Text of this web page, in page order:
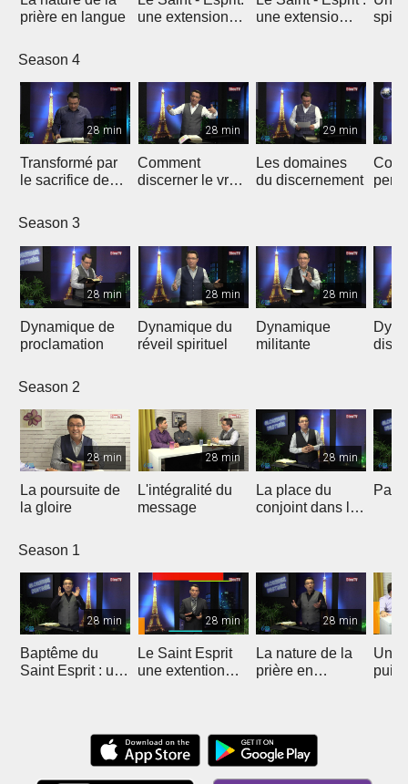
prière en langue
une extension
une extensio
Season 4
28 min
Transformé par
le sacrifice de
28 min
Comment
discerner le vrai
29 min
Les domaines
du discernement
Season 3
28 min
Dynamique de
proclamation
28 min
Dynamique du
réveil spirituel
28 min
Dynamique
militante
Season 2
28 min
La poursuite de
la gloire
28 min
L'intégralité du
message
28 min
La place du
conjoint dans le
Season 1
28 min
Baptême du
Saint Esprit : une
28 min
Le Saint Esprit
une extention
28 min
La nature de la
prière en
Une